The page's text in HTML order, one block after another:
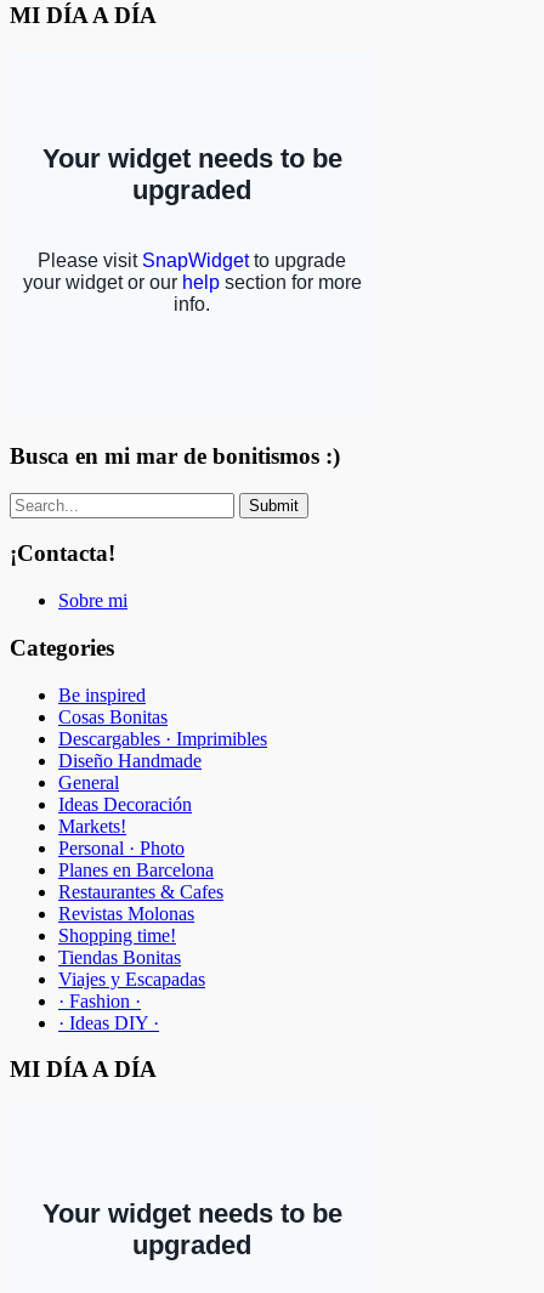
MI DÍA A DÍA
Busca en mi mar de bonitismos :)
¡Contacta!
Sobre mi
Categories
Be inspired
Cosas Bonitas
Descargables · Imprimibles
Diseño Handmade
General
Ideas Decoración
Markets!
Personal · Photo
Planes en Barcelona
Restaurantes & Cafes
Revistas Molonas
Shopping time!
Tiendas Bonitas
Viajes y Escapadas
· Fashion ·
· Ideas DIY ·
MI DÍA A DÍA